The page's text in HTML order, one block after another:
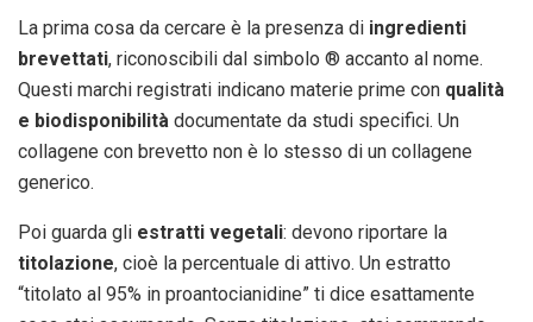
La prima cosa da cercare è la presenza di ingredienti
brevettati, riconoscibili dal simbolo ® accanto al nome.
Questi marchi registrati indicano materie prime con qualità
e biodisponibilità documentate da studi specifici. Un
collagene con brevetto non è lo stesso di un collagene
generico.
Poi guarda gli estratti vegetali: devono riportare la
titolazione, cioè la percentuale di attivo. Un estratto
“titolato al 95% in proantocianidine” ti dice esattamente